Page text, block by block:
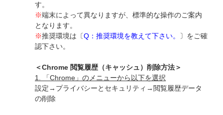
す。
※端末によって異なりますが、標準的な操作のご案内
となります。
※推奨環境は〔Q：推奨環境を教えて下さい。
〕をご確
認下さい。
＜Chrome 閲覧履歴（キャッシュ）削除方法＞
1. 「Chrome」のメニューから以下を選択
設定→プライバシーとセキュリティ→閲覧履歴データ
の削除